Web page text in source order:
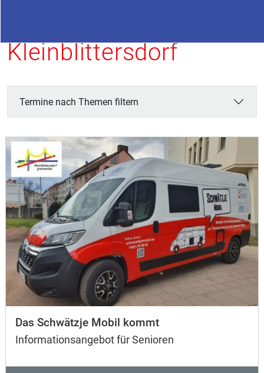
Kleinblittersdorf
Termine nach Themen filtern
Das Schwätzje Mobil kommt
Informationsangebot für Senioren